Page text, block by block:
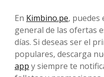
En Kimbino.pe, puedes
general de las ofertas
días. Si deseas ser el
populares, descarga
app y siempre te